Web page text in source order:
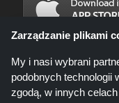
Zarządzanie plikami
My i nasi wybrani
podobnych technologii
zgodą, w innych